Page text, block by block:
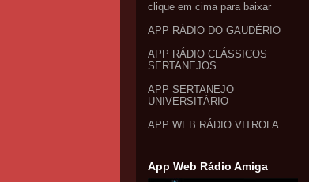
clique em cima para baixar
APP RÁDIO DO GAUDÉRIO
APP RÁDIO CLÁSSICOS
SERTANEJOS
APP SERTANEJO
UNIVERSITÁRIO
APP WEB RÁDIO VITROLA
App Web Rádio Amiga